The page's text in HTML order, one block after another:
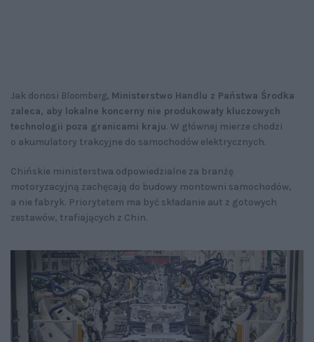
Jak donosi Bloomberg, Ministerstwo Handlu z Państwa Środka
zaleca, aby lokalne koncerny nie produkowały kluczowych
technologii poza granicami kraju. W głównej mierze chodzi
o akumulatory trakcyjne do samochodów elektrycznych.
Chińskie ministerstwa odpowiedzialne za branżę
motoryzacyjną zachęcają do budowy montowni samochodów,
a nie fabryk. Priorytetem ma być składanie aut z gotowych
zestawów, trafiających z Chin.